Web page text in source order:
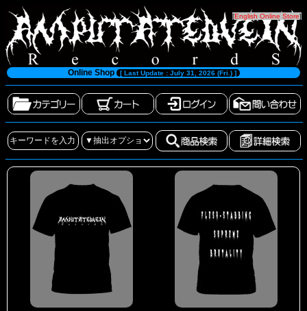
[English Online Store]
Online Shop [ Last Update : July 31, 2026 (Fri.) ]